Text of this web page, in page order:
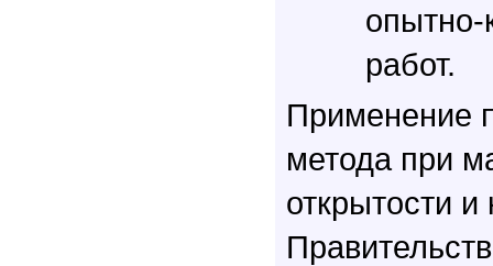
опытно-
работ.
Применение
метода при
открытости